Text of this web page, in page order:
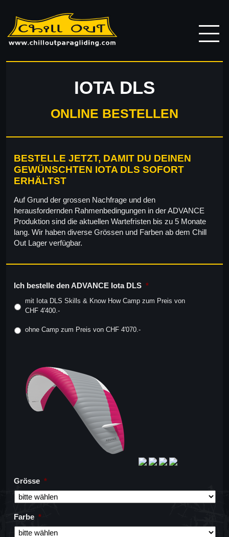
IOTA DLS
ONLINE BESTELLEN
BESTELLE JETZT, DAMIT DU DEINEN
GEWÜNSCHTEN IOTA DLS SOFORT
ERHÄLTST
Auf Grund der grossen Nachfrage und den
herausfordernden Rahmenbedingungen in der ADVANCE
Produktion sind die aktuellen Wartefristen bis zu 5 Monate
lang. Wir haben diverse Grössen und Farben ab dem Chill
Out Lager verfügbar.
Ich bestelle den ADVANCE Iota DLS *
mit Iota DLS Skills & Know How Camp zum Preis von
CHF 4'400.-
ohne Camp zum Preis von CHF 4'070.-
Grösse *
Farbe *